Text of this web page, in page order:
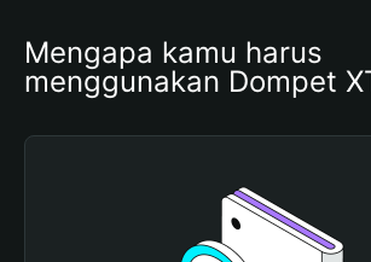
Mengapa kamu harus
menggunakan Dompet